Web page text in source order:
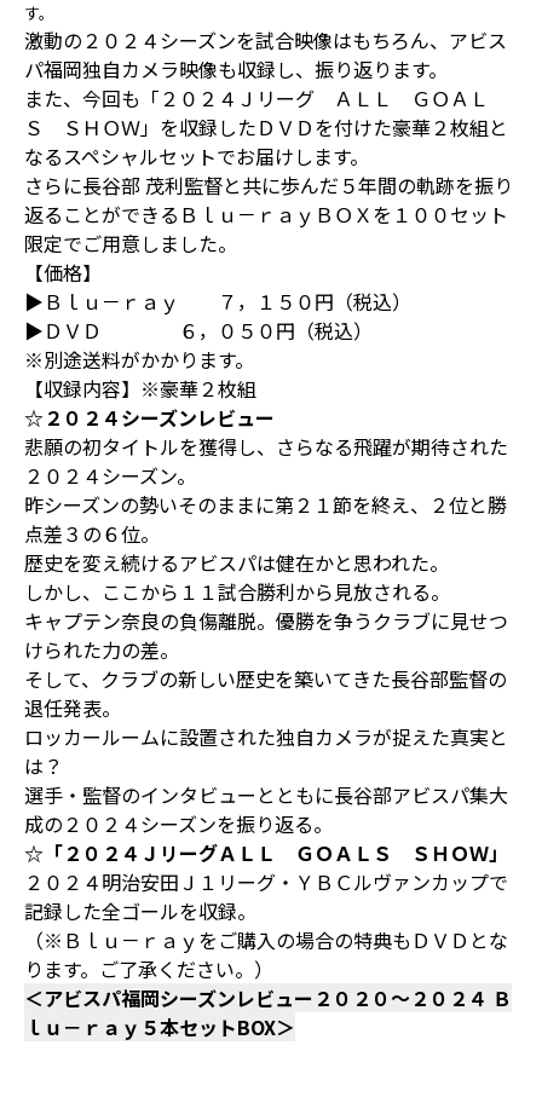
す。
激動の２０２４シーズンを試合映像はもちろん、アビス
パ福岡独自カメラ映像も収録し、振り返ります。
また、今回も「２０２４Ｊリーグ ＡＬＬ ＧＯＡＬ
Ｓ ＳＨＯＷ」を収録したＤＶＤを付けた豪華２枚組と
なるスペシャルセットでお届けします。
さらに長谷部 茂利監督と共に歩んだ５年間の軌跡を振り
返ることができるＢｌｕ－ｒａｙＢＯＸを１００セット
限定でご用意しました。
【価格】
▶Ｂｌｕ－ｒａｙ ７，１５０円（税込）
▶ＤＶＤ ６，０５０円（税込）
※別途送料がかかります。
【収録内容】※豪華２枚組
☆２０２４シーズンレビュー
悲願の初タイトルを獲得し、さらなる飛躍が期待された
２０２４シーズン。
昨シーズンの勢いそのままに第２１節を終え、２位と勝
点差３の６位。
歴史を変え続けるアビスパは健在かと思われた。
しかし、ここから１１試合勝利から見放される。
キャプテン奈良の負傷離脱。優勝を争うクラブに見せつ
けられた力の差。
そして、クラブの新しい歴史を築いてきた長谷部監督の
退任発表。
ロッカールームに設置された独自カメラが捉えた真実と
は？
選手・監督のインタビューとともに長谷部アビスパ集大
成の２０２４シーズンを振り返る。
☆「２０２４ＪリーグＡＬＬ ＧＯＡＬＳ ＳＨＯＷ」
２０２４明治安田Ｊ１リーグ・ＹＢＣルヴァンカップで
記録した全ゴールを収録。
（※Ｂｌｕ－ｒａｙをご購入の場合の特典もＤＶＤとな
ります。ご了承ください。）
＜アビスパ福岡シーズンレビュー２０２０～２０２４ Ｂ
ｌｕ－ｒａｙ５本セットBOX＞